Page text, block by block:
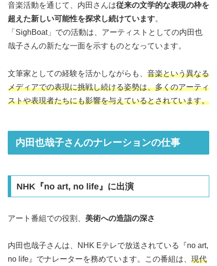
音楽活動を通じて、内田さんは従来の文学的な表現の枠を
超えた新しい可能性を探求し続けています。
「SighBoat」での活動は、アーティストとしての内田也
哉子さんの新たな一面を示すものとなっています。
文筆家としての経験を活かしながらも、 音楽という異なる
メディアでの表現に挑戦し続ける姿勢は、多くのアーティ
ストや表現者たちにも影響を与えているとされています。
内田也哉子さんのナレーションの仕事
NHK『no art, no life』に出演
アート番組での役割、 美術への造詣の深さ
内田也哉子さんは、NHK Eテレで放送されている『no art,
no life』でナレーターを務めています。この番組は、 現代